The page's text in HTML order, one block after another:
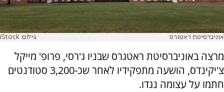
אוניברסיטת ראטגרס צילום: iStock
מרצה באוניברסיטת ראטגרס שבניו ג'רסי, פרופ' מייקל
צ'יקינדס, הושעה מתפקידיו לאחר שכ-3,200 סטודנטים
חתמו על עצומה נגדו.